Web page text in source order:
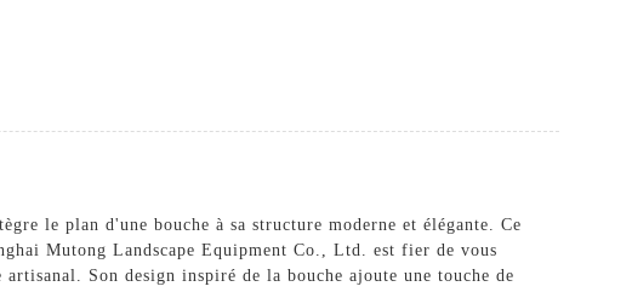
le plan d'une bouche à sa structure moderne et élégante. Ce
Mutong Landscape Equipment Co., Ltd. est fier de vous
Son design inspiré de la bouche ajoute une touche de